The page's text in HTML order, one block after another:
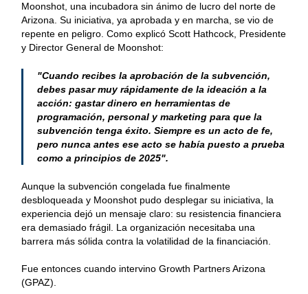
Moonshot, una incubadora sin ánimo de lucro del norte de
Arizona. Su iniciativa, ya aprobada y en marcha, se vio de
repente en peligro. Como explicó Scott Hathcock, Presidente
y Director General de Moonshot:
"Cuando recibes la aprobación de la subvención,
debes pasar muy rápidamente de la ideación a la
acción: gastar dinero en herramientas de
programación, personal y marketing para que la
subvención tenga éxito. Siempre es un acto de fe,
pero nunca antes ese acto se había puesto a prueba
como a principios de 2025".
Aunque la subvención congelada fue finalmente
desbloqueada y Moonshot pudo desplegar su iniciativa, la
experiencia dejó un mensaje claro: su resistencia financiera
era demasiado frágil. La organización necesitaba una
barrera más sólida contra la volatilidad de la financiación.
Fue entonces cuando intervino Growth Partners Arizona
(GPAZ).